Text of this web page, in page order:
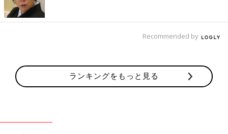
Recommended by
ランキングをもっと見る